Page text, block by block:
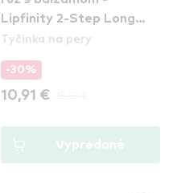
Lipfinity 2-Step Long
Lasting Lipstick - 022
Poškodený tovar
Tyčinka na pery
-30%
10,91 €
Vypredané